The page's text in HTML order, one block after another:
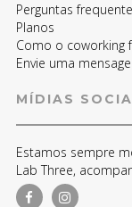
Perguntas
Planos
Como o coworking
Envie uma
MÍDIAS
Estamos sempre
Lab Three,